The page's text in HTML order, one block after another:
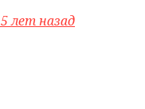
5 лет назад